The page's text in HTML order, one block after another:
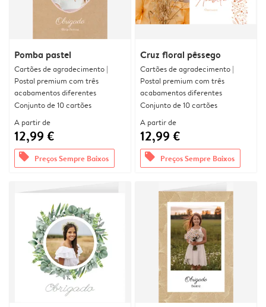
Pomba pastel
Cartões de agradecimento |
Postal premium com três
acabamentos diferentes
Conjunto de 10 cartões
A partir de
12,99 €
offers Preços Sempre Baixos
Cruz floral pêssego
Cartões de agradecimento |
Postal premium com três
acabamentos diferentes
Conjunto de 10 cartões
A partir de
12,99 €
offers Preços Sempre Baixos